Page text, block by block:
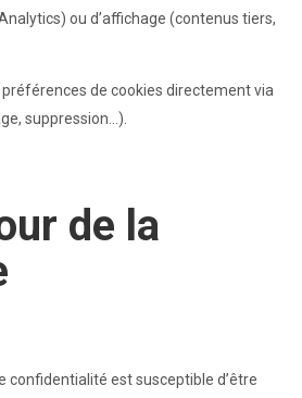
ou d’affichage (contenus tiers,
de cookies directement via
suppression…).
de la
confidentialité est susceptible d’être